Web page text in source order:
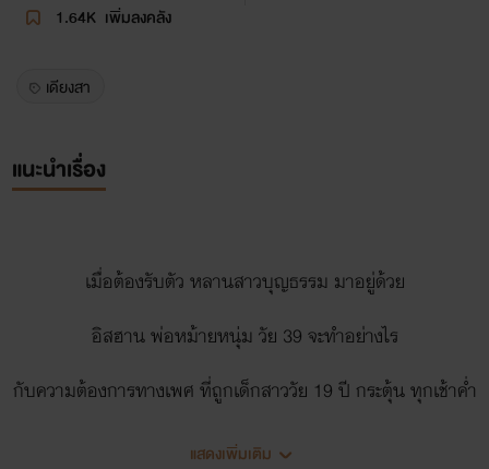
1.64K เพิ่มลงคลัง
เดียงสา
แนะนำเรื่อง
เมื่อต้องรับตัว หลานสาวบุญธรรม มาอยู่ด้วย
อิสฮาน พ่อหม้ายหนุ่ม วัย 39 จะทำอย่างไร
กับความต้องการทางเพศ ที่ถูกเด็กสาววัย 19 ปี กระตุ้น ทุกเช้าค่ำ
แสดงเพิ่มเติม